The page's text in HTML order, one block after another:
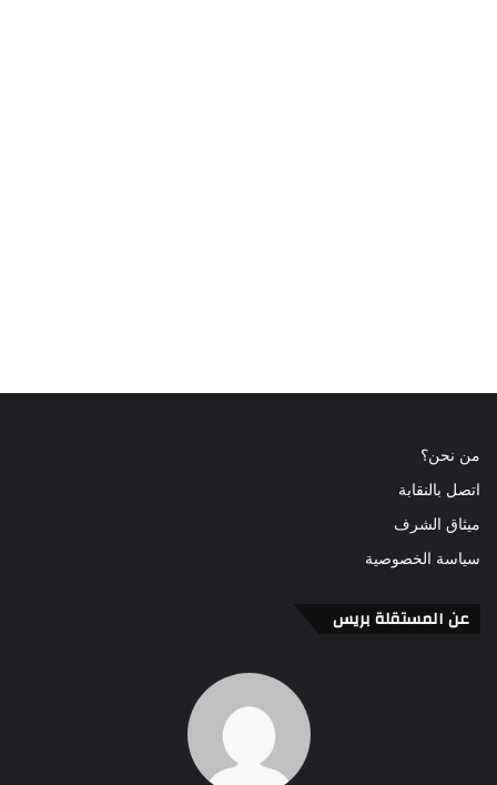
من نحن؟
اتصل بالنقابة
ميثاق الشرف
سياسة الخصوصية
عن المستقلة بريس